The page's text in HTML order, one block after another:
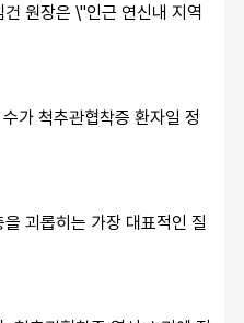
원장은 \"인근 연신내 지역
가 척추관협착증 환자일 정
괴롭히는 가장 대표적인 질